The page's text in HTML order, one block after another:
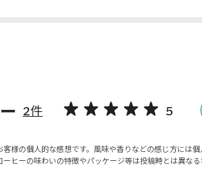
2件 5
客様の個人的な感想です。風味や香りなどの感じ方には
ーヒーの味わいの特徴やパッケージ等は投稿時とは異な